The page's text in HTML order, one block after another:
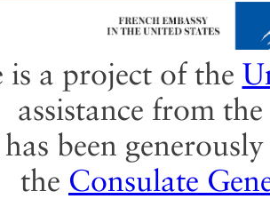
is a project of the
assistance from the
been
the Consulate